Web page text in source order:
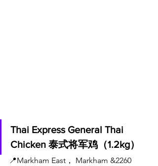
Thai Express General Thai
Chicken 泰式将军鸡（1.2kg）
📍Markham East， Markham &2260